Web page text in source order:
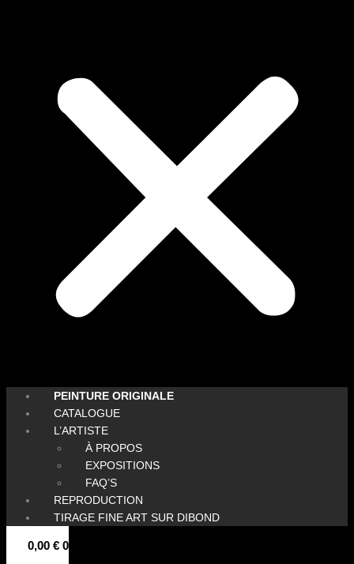
PEINTURE ORIGINALE
CATALOGUE
L’ARTISTE
À PROPOS
EXPOSITIONS
FAQ’S
REPRODUCTION
TIRAGE FINE ART SUR DIBOND
0,00 € 0